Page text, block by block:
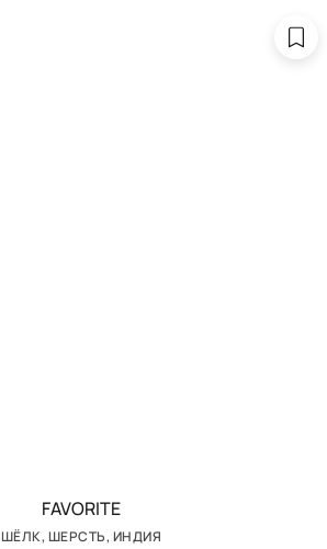
FAVORITE
ШЁЛК, ШЕРСТЬ, ИНДИЯ